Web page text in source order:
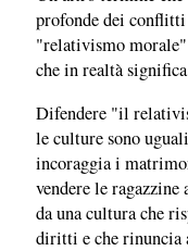
profonde dei
"relativismo
che in realtà
Difendere "il
le culture sono
incoraggia i
vendere le ragazzine
da una cultura che
diritti e che rinuncia